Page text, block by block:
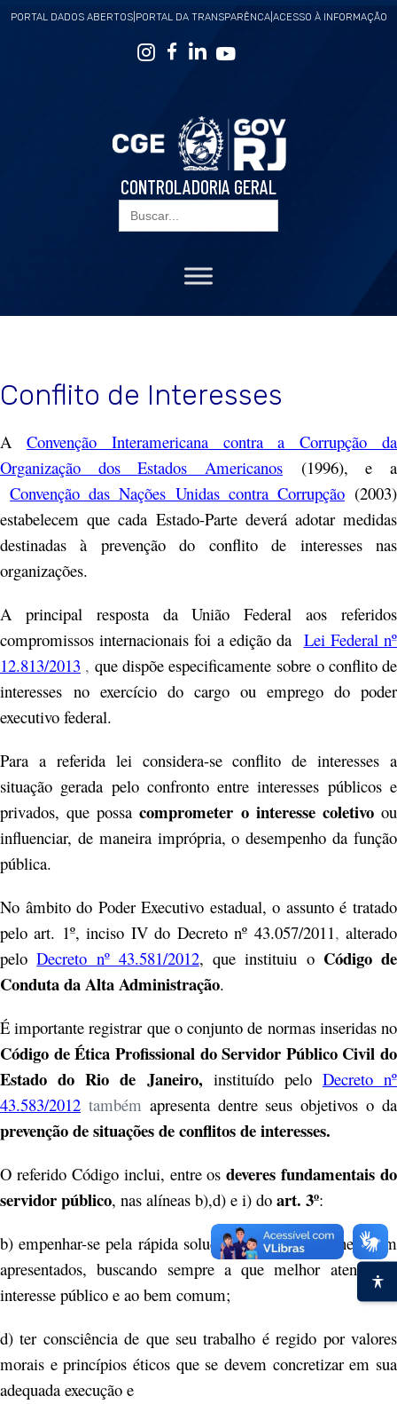
PORTAL DADOS ABERTOS| PORTAL DA TRANSPARÊNCA| ACESSO À INFORMAÇÃO
CONTROLADORIA GERAL
Search
for:
Conflito de Interesses
A
Convenção Interamericana contra a Corrupção da
Organização dos Estados Americanos
(1996), e a
Convenção das Nações Unidas contra Corrupção (2003)
estabelecem que cada Estado-Parte deverá adotar medidas
destinadas à prevenção do conflito de interesses nas
organizações.
A principal resposta da União Federal aos referidos
compromissos internacionais foi a edição da Lei Federal nº
12.813/2013 , que dispõe especificamente sobre o conflito de
interesses no exercício do cargo ou emprego do poder
executivo federal.
Para a referida lei considera-se conflito de interesses a
situação gerada pelo confronto entre interesses públicos e
privados, que possacomprometer o interesse coletivoou
influenciar, de maneira imprópria, o desempenho da função
pública.
No âmbito do Poder Executivo estadual, o assunto é tratado
pelo art. 1º, inciso IV do Decreto nº 43.057/2011,alterado
peloDecreto nº 43.581/2012, que instituiu o Código de
Conduta da Alta Administração.
É importante registrar que o conjunto de normas inseridas no
Código de Ética Profissional do Servidor Público Civil do
Estado do Rio de Janeiro,instituído pelo Decreto nº
43.583/2012 também apresenta dentre seus objetivos o da
prevenção de situações de conflitos de interesses.
O referido Código inclui, entre osdeveres fundamentais do
servidor público, nas alíneas b),d) e i) do art. 3º:
b) empenhar-se pela rápida solução dos casos que lhe forem
apresentados, buscando sempre a que melhor atenda ao
interesse público e ao bem comum;
d) ter consciência de que seu trabalho é regido por valores
morais e princípios éticos que se devem concretizar em sua
adequada execução e